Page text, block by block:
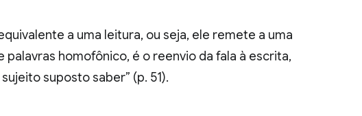
a uma leitura, ou seja, ele remete a uma
homofônico, é o reenvio da fala à escrita,
suposto saber” (p. 51).